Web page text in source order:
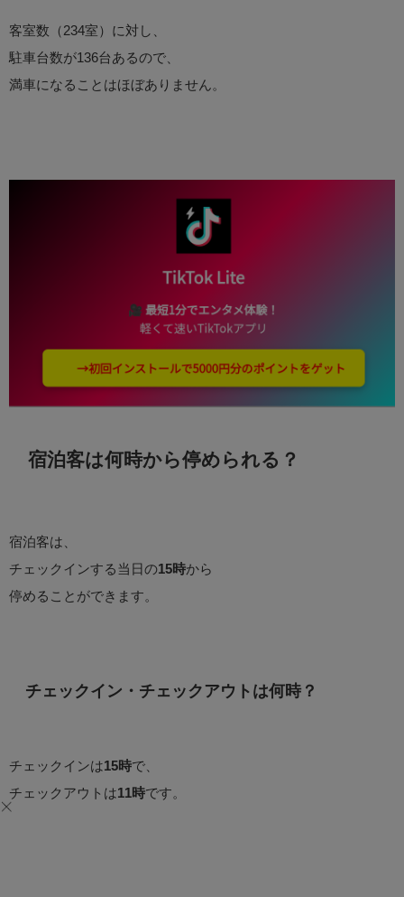
客室数（234室）に対し、
駐車台数が136台あるので、
満車になることはほぼありません。
宿泊客は何時から停められる？
宿泊客は、
チェックインする当日の15時から
停めることができます。
チェックイン・チェックアウトは何時？
チェックインは15時で、
チェックアウトは11時です。